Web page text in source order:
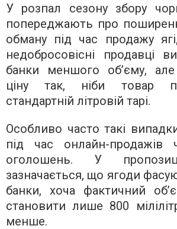
У розпал сезону збору
попереджають про
обману під час продажу
недобросовісні продавці
банки меншого об’єму,
ціну так, ніби товар
стандартній літровій тарі.
Особливо часто такі
під час онлайн-продажів
оголошень. У
зазначається, що ягоди
банки, хоча фактичний
становити лише 800
менше.